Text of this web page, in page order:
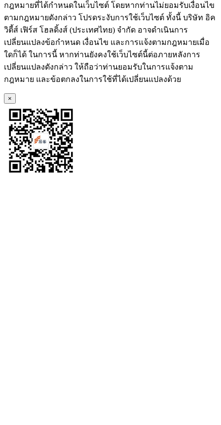
กฎหมายที่ได้กำหนดในเว็บไซต์ โดยหากท่านไม่ยอมรับเงื่อนไข
ตามกฎหมายดังกล่าว โปรดระงับการใช้เว็บไซต์ ทั้งนี้ บริษัท อิค
วิตี้ส์ เฟิร์ส โฮลดิ้งส์ (ประเทศไทย) จำกัด อาจดำเนินการ
เปลี่ยนแปลงข้อกำหนด เงื่อนไข และการแจ้งตามกฎหมายเมื่อ
ใดก็ได้ ในการนี้ หากท่านยังคงใช้เว็บไซต์นี้ต่อภายหลังการ
เปลี่ยนแปลงดังกล่าว ให้ถือว่าท่านยอมรับในการแจ้งตาม
กฎหมาย และข้อตกลงในการใช้ที่ได้เปลี่ยนแปลงด้วย
×